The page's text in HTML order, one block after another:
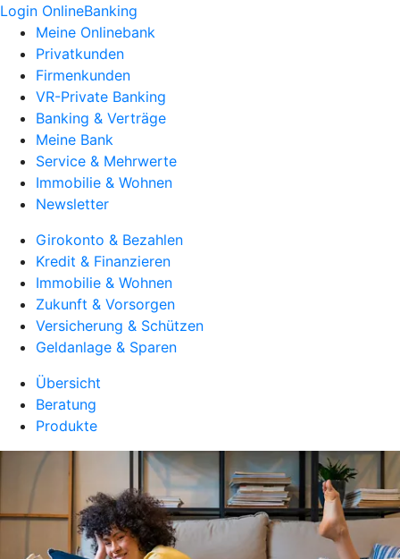
Login OnlineBanking
Meine Onlinebank
Privatkunden
Firmenkunden
VR-Private Banking
Banking & Verträge
Meine Bank
Service & Mehrwerte
Immobilie & Wohnen
Newsletter
Girokonto & Bezahlen
Kredit & Finanzieren
Immobilie & Wohnen
Zukunft & Vorsorgen
Versicherung & Schützen
Geldanlage & Sparen
Übersicht
Beratung
Produkte